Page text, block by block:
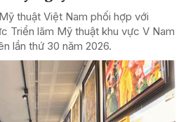
thuật Việt Nam phối hợp với
Triển lãm Mỹ thuật khu vực V Nam
lần thứ 30 năm 2026.